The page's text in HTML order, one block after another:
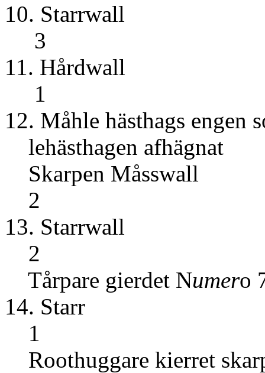
10.
3
11.
1
12. Måhle hästhags engen
lehästhagen afhägnat
Skarpen
2
13.
2
Tårpare gierdet Numero
14.
1
Roothuggare kierret